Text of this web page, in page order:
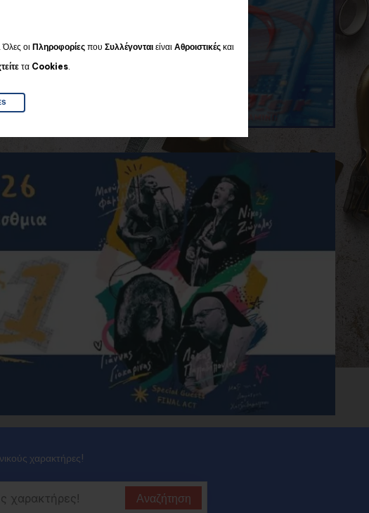
. Όλες οι Πληροφορίες που Συλλέγονται είναι Αθροιστικές και
τα Cookies.
χαρακτήρες!
Αναζήτηση